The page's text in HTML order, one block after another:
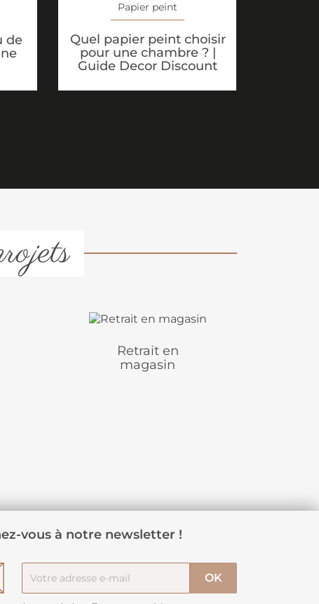
de
Papier peint
Quel papier peint choisir
pour une chambre ? |
Guide Decor Discount
Retrait en
magasin
vous à notre newsletter !